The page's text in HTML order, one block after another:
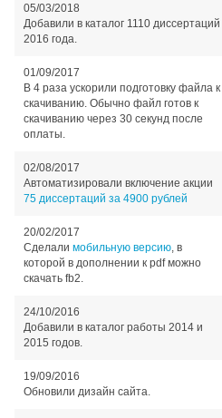
05/03/2018
Добавили в каталог 1110 диссертаций
2016 года.
01/09/2017
В 4 раза ускорили подготовку файла к
скачиванию. Обычно файл готов к
скачиванию через 30 секунд после
оплаты.
02/08/2017
Автоматизировали включение акции
75 диссертаций за 4900 рублей
20/02/2017
Сделали мобильную версию, в
которой в дополнении к pdf можно
скачать fb2.
24/10/2016
Добавили в каталог работы 2014 и
2015 годов.
19/09/2016
Обновили дизайн сайта.